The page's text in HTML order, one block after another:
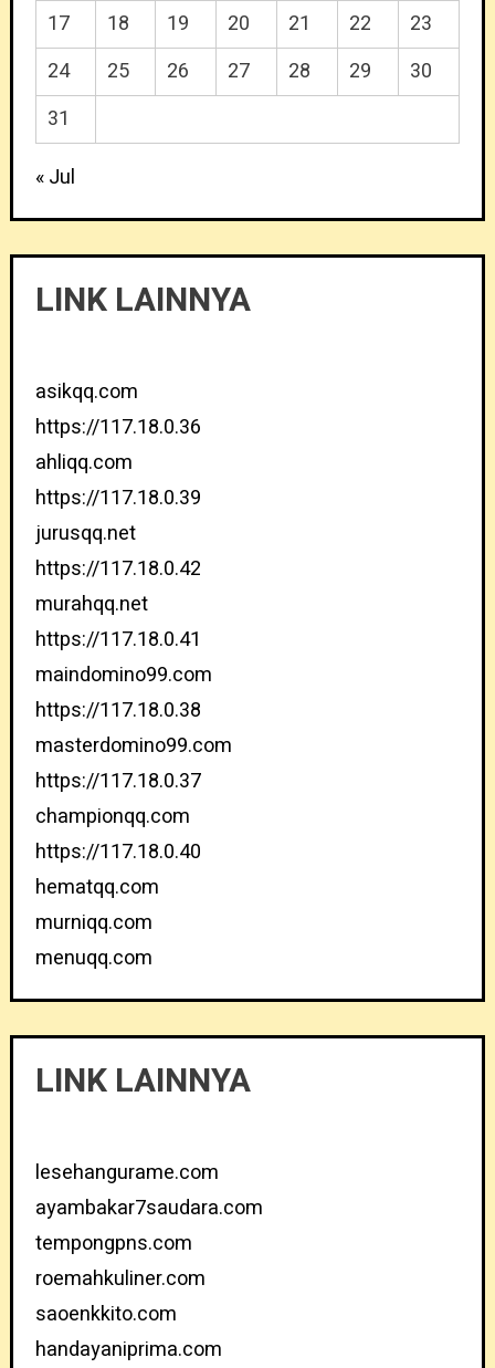
17
18 19 20 21 22
23
24
25 26 27 28 29
30
31
« Jul
LINK LAINNYA
asikqq.com
https://117.18.0.36
ahliqq.com
https://117.18.0.39
jurusqq.net
https://117.18.0.42
murahqq.net
https://117.18.0.41
maindomino99.com
https://117.18.0.38
masterdomino99.com
https://117.18.0.37
championqq.com
https://117.18.0.40
hematqq.com
murniqq.com
menuqq.com
LINK LAINNYA
lesehangurame.com
ayambakar7saudara.com
tempongpns.com
roemahkuliner.com
saoenkkito.com
handayaniprima.com